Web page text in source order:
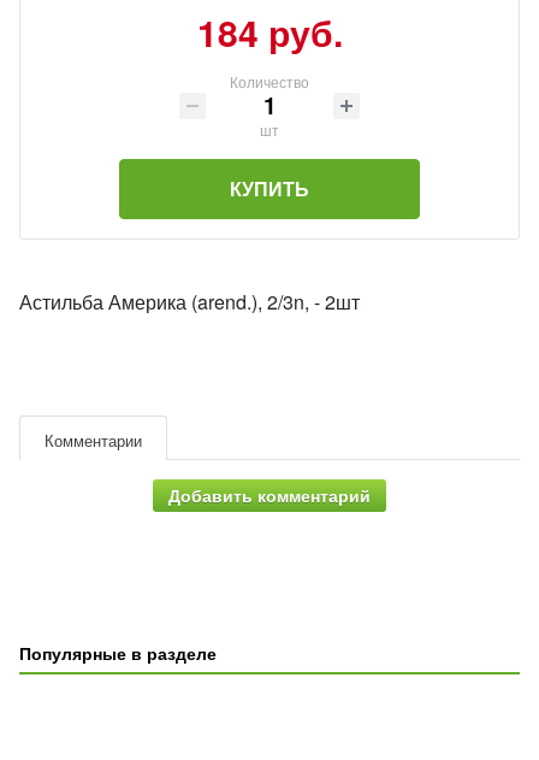
184 руб.
Количество
шт
КУПИТЬ
Астильба Америка (arend.), 2/3n, - 2шт
Комментарии
Добавить комментарий
Популярные в разделе